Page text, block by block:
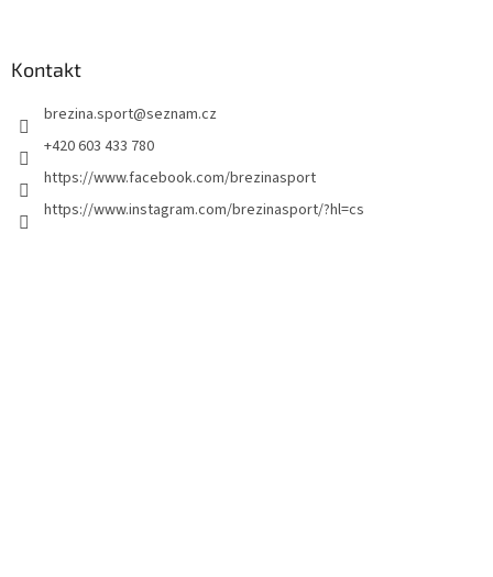
Kontakt
brezina.sport@seznam.cz
+420 603 433 780
https://www.facebook.com/brezinasport
https://www.instagram.com/brezinasport/?hl=cs